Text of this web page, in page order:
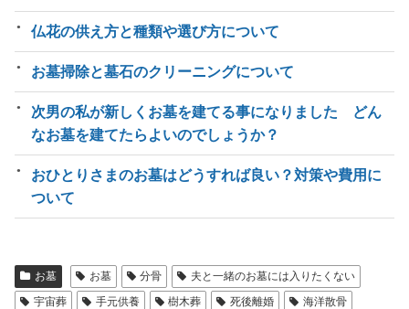
仏花の供え方と種類や選び方について
お墓掃除と墓石のクリーニングについて
次男の私が新しくお墓を建てる事になりました どん
なお墓を建てたらよいのでしょうか？
おひとりさまのお墓はどうすれば良い？対策や費用に
ついて
お墓 お墓 分骨
夫と一緒のお墓には入りたくない
宇宙葬
手元供養 樹木葬 死後離婚
海洋散骨